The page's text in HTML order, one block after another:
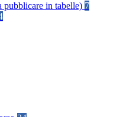
pubblicare in tabelle) 7